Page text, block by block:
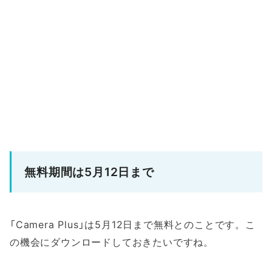
無料期間は5月12日まで
「Camera Plus」は5月12日まで無料とのことです。こ
の機会にダウンロードしておきたいですね。